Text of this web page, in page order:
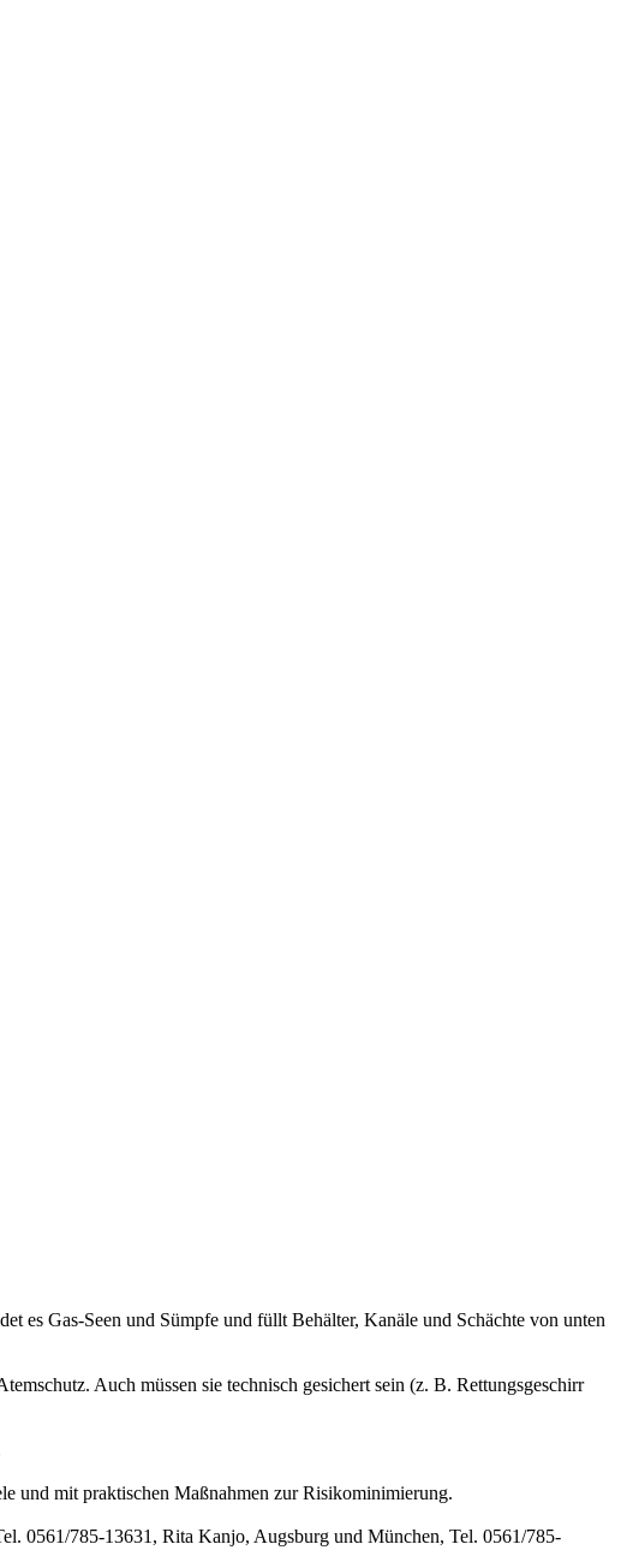
es Gas-Seen und Sümpfe und füllt Behälter, Kanäle und Schächte von unten
Auch müssen sie technisch gesichert sein (z. B. Rettungsgeschirr
und mit praktischen Maßnahmen zur Risikominimierung.
0561/785-13631, Rita Kanjo, Augsburg und München, Tel. 0561/785-